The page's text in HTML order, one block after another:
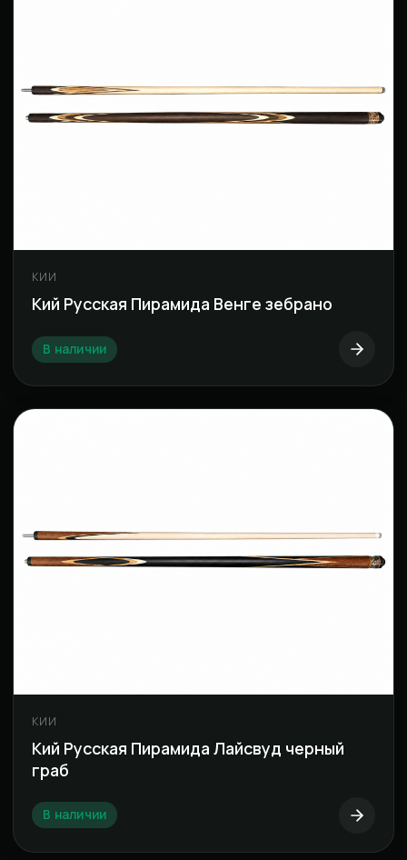
КИИ
Кий Русская Пирамида Венге зебрано
В наличии
КИИ
Кий Русская Пирамида Лайсвуд черный
граб
В наличии